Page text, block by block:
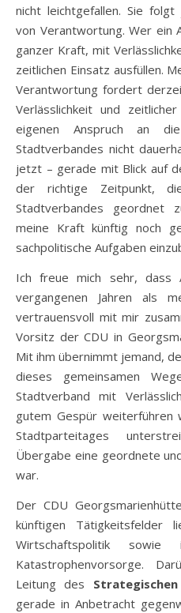
nicht leichtgefallen. Sie
von Verantwortung. Wer ein
ganzer Kraft, mit
zeitlichen Einsatz ausfüllen.
Verantwortung fordert
Verlässlichkeit und
eigenen Anspruch an
Stadtverbandes nicht
jetzt – gerade mit Blick auf
der richtige Zeitpunkt,
Stadtverbandes geordnet
meine Kraft künftig noch
sachpolitische Aufgaben
Ich freue mich sehr, dass
vergangenen Jahren als
vertrauensvoll mit mir
Vorsitz der CDU in
Mit ihm übernimmt jemand,
dieses gemeinsamen
Stadtverband mit
gutem Gespür weiterführen
Stadtparteitages
Übergabe eine geordnete
war.
Der CDU
künftigen Tätigkeitsfelder
Wirtschaftspolitik
Katastrophenvorsorge.
Leitung des
gerade in Anbetracht